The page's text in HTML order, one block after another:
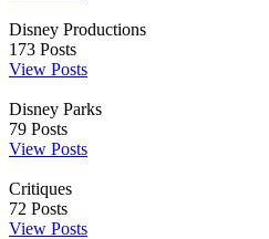
Disney Productions
173 Posts
View Posts
Disney Parks
79 Posts
View Posts
Critiques
72 Posts
View Posts